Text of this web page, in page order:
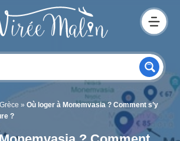
» Où loger à Monemvasia ? Comment s’y
?